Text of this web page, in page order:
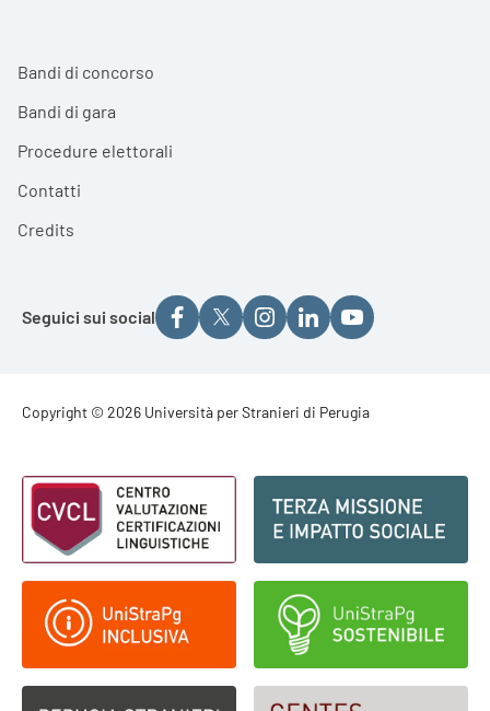
Bandi di concorso
Bandi di gara
Procedure elettorali
Contatti
Credits
Seguici sui social
Footer - Copyright
Copyright © 2026 Università per Stranieri di Perugia
Footer - Loghi